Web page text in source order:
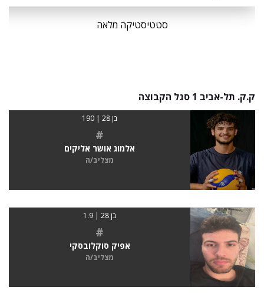
סטטיסטיקה מלאה
ק.ק. תל-אביב 1 סגל הקבוצה
בן 28 | 190
#
אלמוג אושר אליקים
מצליב/ה
בן 28 | 1.9
#
אפיק סוקלובסקי
מצליב/ה